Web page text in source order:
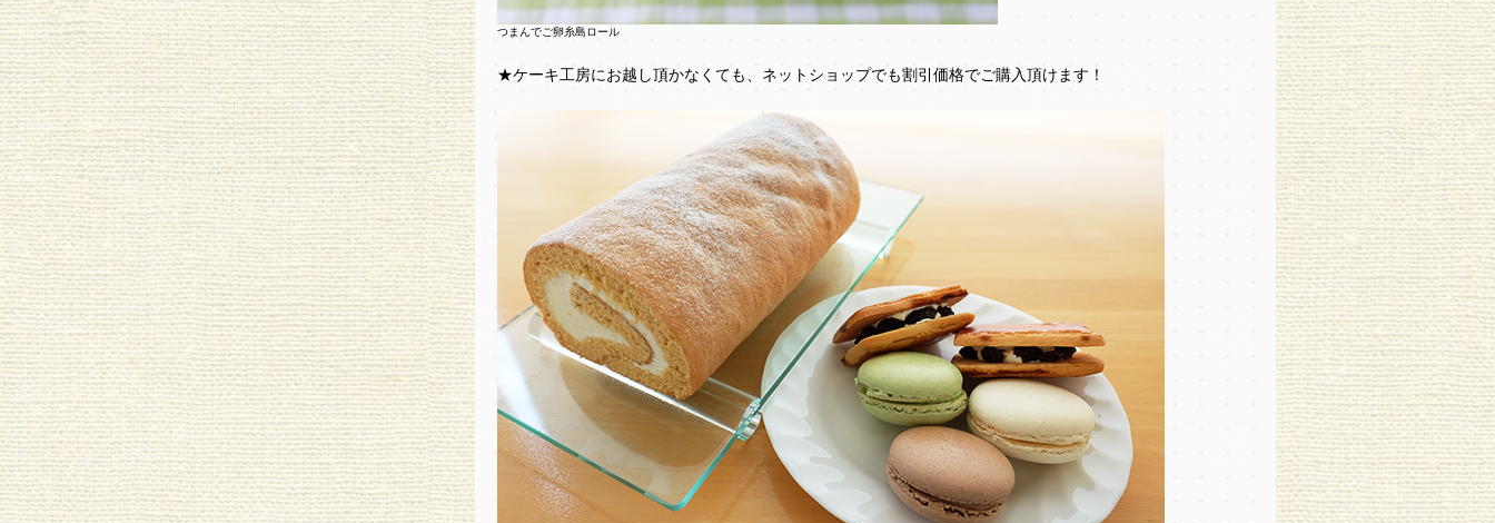
つまんでご卵糸島ロール
★ケーキ工房にお越し頂かなくても、ネットショップでも割引価格でご購入頂けます！